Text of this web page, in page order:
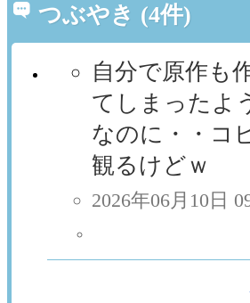
つぶやき (4件)
自分で原作も
てしまったよ
なのに・・コ
観るけどｗ
2026年06月10日